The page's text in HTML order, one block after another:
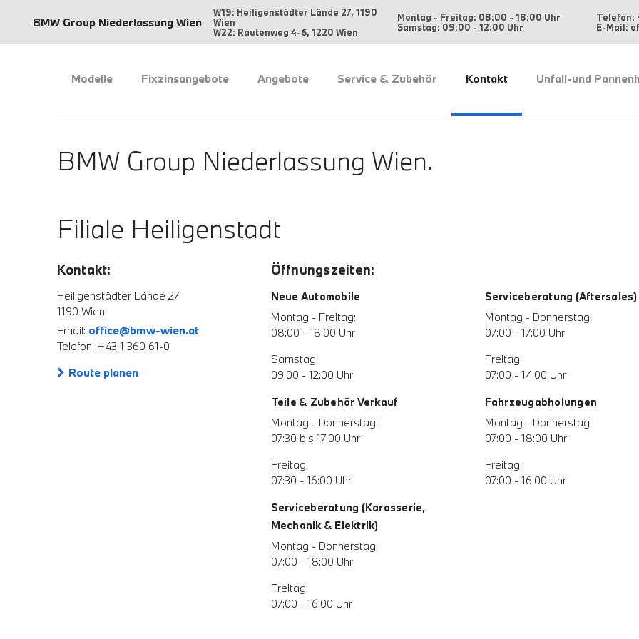
BMW Group Niederlassung Wien
W19: Heiligenstädter Lände 27, 1190
Wien
W22: Rautenweg 4-6, 1220 Wien
Montag - Freitag: 08:00 - 18:00 Uhr
Samstag: 09:00 - 12:00 Uhr
Telefon:
E-Mail:
Modelle Fixzinsangebote Angebote Service & Zubehör Kontakt Unfall-und
BMW Group Niederlassung Wien.
Filiale Heiligenstadt
Kontakt:
Heiligenstädter Lände 27
1190 Wien
Email: office@bmw-wien.at
Telefon: +43 1 360 61-0
Route planen
Öffnungszeiten:
Neue Automobile
Montag - Freitag:
08:00 - 18:00 Uhr
Samstag:
09:00 - 12:00 Uhr
Teile & Zubehör Verkauf
Montag - Donnerstag:
07:30 bis 17:00 Uhr
Freitag:
07:30 - 16:00 Uhr
Serviceberatung (Karosserie,
Mechanik & Elektrik)
Montag - Donnerstag:
07:00 - 18:00 Uhr
Freitag:
07:00 - 16:00 Uhr
Serviceberatung (Aftersales)
Montag - Donnerstag:
07:00 - 17:00 Uhr
Freitag:
07:00 - 14:00 Uhr
Fahrzeugabholungen
Montag - Donnerstag:
07:00 - 18:00 Uhr
Freitag:
07:00 - 16:00 Uhr